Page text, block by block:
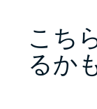
こち
るか